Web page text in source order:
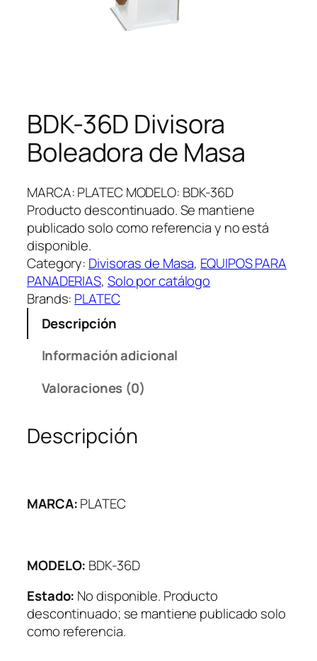
BDK-36D Divisora
Boleadora de Masa
MARCA: PLATEC MODELO: BDK-36D
Producto descontinuado. Se mantiene
publicado solo como referencia y no está
disponible.
Category: Divisoras de Masa, EQUIPOS PARA
PANADERIAS, Solo por catálogo
Brands: PLATEC
Descripción
Información adicional
Valoraciones (0)
Descripción
MARCA:PLATEC
MODELO: BDK-36D
Estado: No disponible. Producto
descontinuado; se mantiene publicado solo
como referencia.